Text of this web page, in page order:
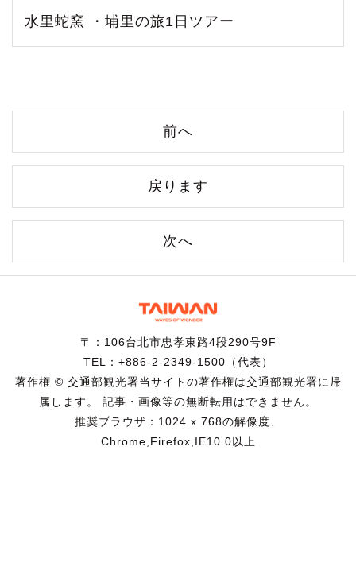
水里蛇窯 ・埔里の旅1日ツアー
前へ
戻ります
次へ
〒：106台北市忠孝東路4段290号9F
TEL：+886-2-2349-1500（代表）
著作権 © 交通部観光署当サイトの著作権は交通部観光署に帰
属します。 記事・画像等の無断転用はできません。
推奨ブラウザ：1024 x 768の解像度、
Chrome,Firefox,IE10.0以上